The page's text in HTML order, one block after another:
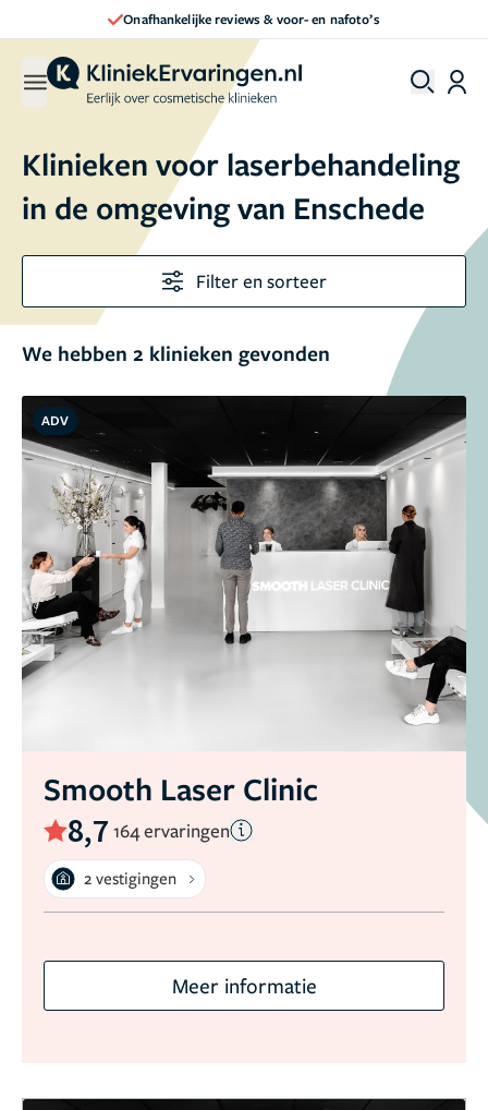
Onafhankelijke reviews & voor- en nafoto’s
Klinieken voor laserbehandeling
in de omgeving van Enschede
Filter en sorteer
We hebben 2 klinieken gevonden
ADV
Smooth Laser Clinic
8,7 164 ervaringen
2 vestigingen
Meer informatie